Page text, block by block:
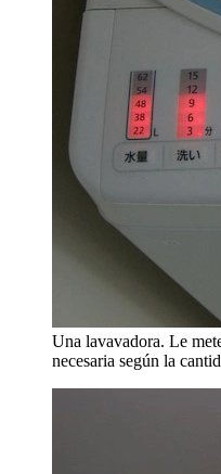
Una lavavadora. Le
necesaria según la